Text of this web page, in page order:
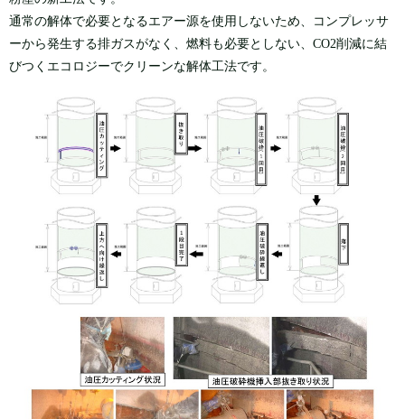
通常の解体で必要となるエアー源を使用しないため、コンプレッサ
ーから発生する排ガスがなく、燃料も必要としない、CO2削減に結
びつくエコロジーでクリーンな解体工法です。